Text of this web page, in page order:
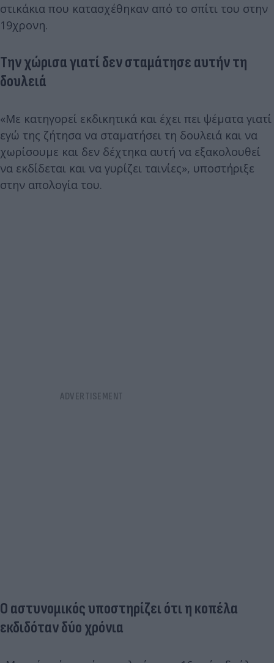
στικάκια που κατασχέθηκαν από το σπίτι του στην
19χρονη.
Την χώρισα γιατί δεν σταμάτησε αυτήν τη
δουλειά
«Με κατηγορεί εκδικητικά και έχει πει ψέματα γιατί
εγώ της ζήτησα να σταματήσει τη δουλειά και να
χωρίσουμε και δεν δέχτηκα αυτή να εξακολουθεί
να εκδίδεται και να γυρίζει ταινίες», υποστήριξε
στην απολογία του.
Ο αστυνομικός υποστηρίζει ότι η κοπέλα
εκδιδόταν δύο χρόνια